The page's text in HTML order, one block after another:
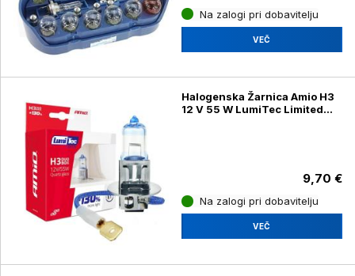
Na zalogi pri dobavitelju
VEČ
Halogenska Žarnica Amio H3
12 V 55 W LumiTec Limited
9,70 €
Na zalogi pri dobavitelju
VEČ